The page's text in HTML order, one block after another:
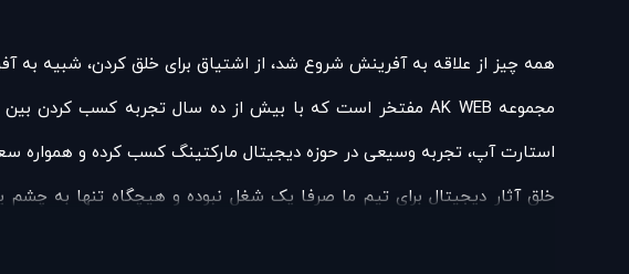
همه چیز از علاقه به آفرینش شروع شد، از اشتیاق برای خلق کردن، شبیه به
استارت آپ، تجربه وسیعی در حوزه دیجیتال مارکتینگ کسب کرده و همواره
خلق آثار دیجیتال برای تیم ما صرفا یک شغل نبوده و هیچگاه تنها